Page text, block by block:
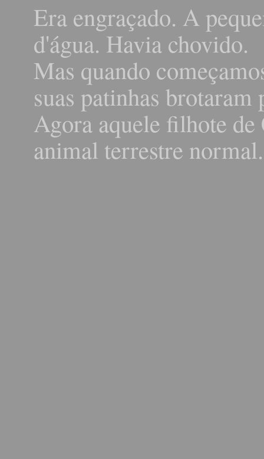
Era engraçado. A
d'água. Havia chovido.
Mas quando
suas patinhas brotaram
Agora aquele filhote
animal terrestre normal.